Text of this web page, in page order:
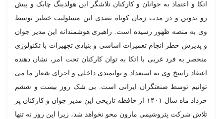
اتکا و اعتماد به جوانان و کارکنان تلاشگر این هولدینگ چابک و پیش
رو تدوین و در مدت زمان کوتاه تصدی این مسئولیت خطیر توسط
وی به منصه ظهور رسیده است. راهبری هوشمندانه این مدیر جوان
و پذیرش خطر انجام تعمیرات اساسی و بنیادی تجهیزات با تکنولوژی
منحصر به فرد غربی با اتکا به توان کارکنان تحت امر، نشان دهنده
اعتقاد راسخ وی به استعداد و توانمندی داخلی و اجرای شعار ما می
توانیم توسط صنعتگران ایرانی است. بی شک روز بیست و ششم
خرداد ماه سال ۱۴۰۱ از حافظه تاریخی این مدیر جوان و کارکنان پر
تلاش شرکت پتروشیمی مارون محو نخواهد شد، زیرا این روز نه تنها